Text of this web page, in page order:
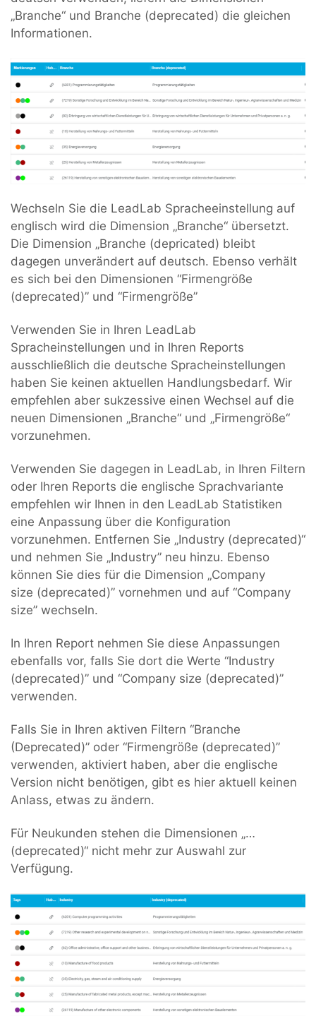
„Branche“ und Branche (deprecated) die gleichen
Informationen.
Wechseln Sie die LeadLab Spracheeinstellung auf
englisch wird die Dimension „Branche“ übersetzt.
Die Dimension „Branche (depricated) bleibt
dagegen unverändert auf deutsch. Ebenso verhält
es sich bei den Dimensionen “Firmengröße
(deprecated)” und “Firmengröße”
Verwenden Sie in Ihren LeadLab
Spracheinstellungen und in Ihren Reports
ausschließlich die deutsche Spracheinstellungen
haben Sie keinen aktuellen Handlungsbedarf. Wir
empfehlen aber sukzessive einen Wechsel auf die
neuen Dimensionen „Branche“ und „Firmengröße“
vorzunehmen.
Verwenden Sie dagegen in LeadLab, in Ihren Filtern
oder Ihren Reports die englische Sprachvariante
empfehlen wir Ihnen in den LeadLab Statistiken
eine Anpassung über die Konfiguration
vorzunehmen. Entfernen Sie „Industry (deprecated)“
und nehmen Sie „Industry” neu hinzu. Ebenso
können Sie dies für die Dimension „Company
size (deprecated)” vornehmen und auf “Company
size” wechseln.
In Ihren Report nehmen Sie diese Anpassungen
ebenfalls vor, falls Sie dort die Werte “Industry
(deprecated)” und “Company size (deprecated)”
verwenden.
Falls Sie in Ihren aktiven Filtern “Branche
(Deprecated)” oder “Firmengröße (deprecated)”
verwenden, aktiviert haben, aber die englische
Version nicht benötigen, gibt es hier aktuell keinen
Anlass, etwas zu ändern.
Für Neukunden stehen die Dimensionen „…
(deprecated)“ nicht mehr zur Auswahl zur
Verfügung.